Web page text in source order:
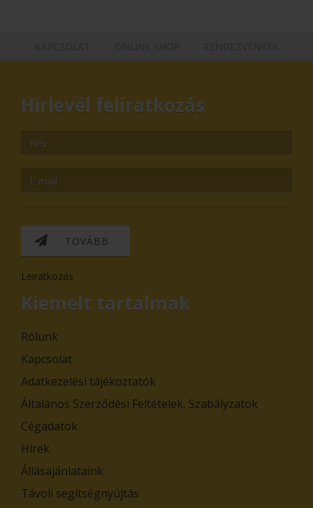
Hírlevél feliratkozás
TOVÁBB
Leiratkozás
Kiemelt tartalmak
Rólunk
Kapcsolat
Adatkezelési tájékoztatók
Általános Szerződési Feltételek, Szabályzatok
Cégadatok
Hírek
Állásajánlataink
Távoli segítségnyújtás